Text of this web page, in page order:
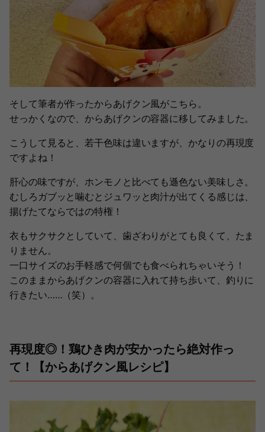
そして筆者が作ったからあげクン風がこちら。
せっかくなので、からあげクンの容器に移してみました。
こうして見ると、若干色味は違いますが、かなりの再現度
ですよね！
肝心の味ですが、ホンモノと比べても遜色ない美味しさ。
むしろガブッと噛むとジュワッと肉汁が出てくる感じは、
揚げたてならではの特権！
衣もサクサクとしていて、歯ざわりがとても良くて、たま
りません。
一口サイズのお手軽感で何個でも食べられちゃいそう！
このままからあげクンの容器に入れて持ち歩いて、釣りに
行きたい……（笑）。
再現度◎！鶏ひき肉が安かったら絶対作っ
て！【からあげクン風レシピ】